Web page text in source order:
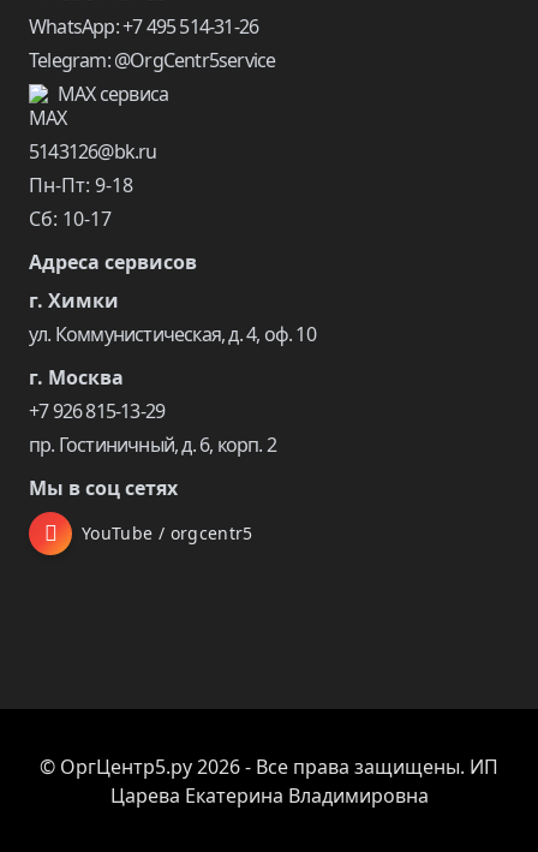
WhatsApp: +7 495 514-31-26
Telegram: @OrgCentr5service
MAX сервиса
5143126@bk.ru
Пн-Пт: 9-18
Сб: 10-17
Адреса сервисов
г. Химки
ул. Коммунистическая, д. 4, оф. 10
г. Москва
+7 926 815-13-29
пр. Гостиничный, д. 6, корп. 2
Мы в соц сетях
YouTube / orgcentr5
© ОргЦентр5.ру 2026 - Все права защищены. ИП
Царева Екатерина Владимировна